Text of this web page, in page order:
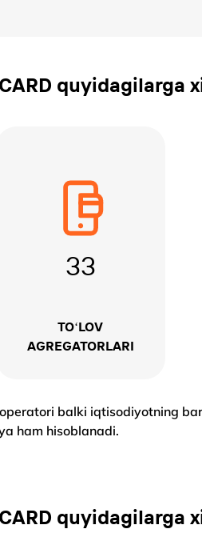
quyidagilarga
33
TOʻLOV
AGREGATORLARI
balki iqtisodiyotning
ham hisoblanadi.
quyidagilarga